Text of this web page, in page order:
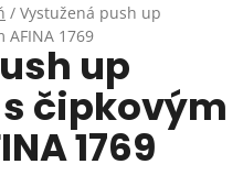
/ Vystužená push up
AFINA 1769
up
čipkovým
1769